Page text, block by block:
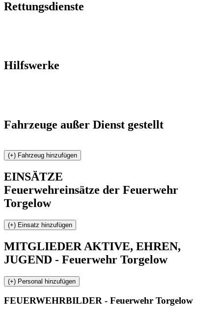
Rettungsdienste
Hilfswerke
Fahrzeuge außer Dienst gestellt
EINSÄTZE
Feuerwehreinsätze der Feuerwehr
Torgelow
MITGLIEDER AKTIVE, EHREN,
JUGEND - Feuerwehr Torgelow
FEUERWEHRBILDER - Feuerwehr Torgelow